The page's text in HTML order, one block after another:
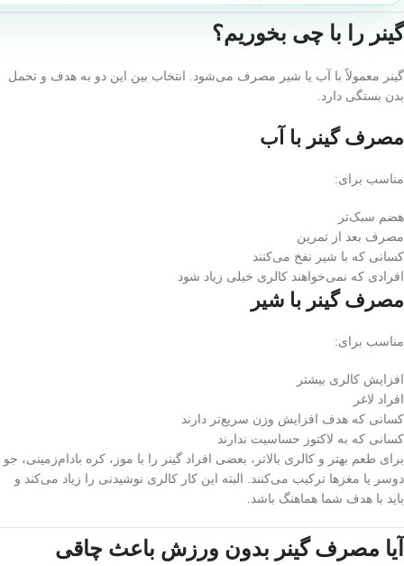
گینر را با چی بخوریم؟
گینر معمولاً با آب یا شیر مصرف می‌شود. انتخاب بین این دو به هدف و تحمل
بدن بستگی دارد.
مصرف گینر با آب
مناسب برای:
هضم سبک‌تر
مصرف بعد از تمرین
کسانی که با شیر نفخ می‌کنند
افرادی که نمی‌خواهند کالری خیلی زیاد شود
مصرف گینر با شیر
مناسب برای:
افزایش کالری بیشتر
افراد لاغر
کسانی که هدف افزایش وزن سریع‌تر دارند
کسانی که به لاکتوز حساسیت ندارند
برای طعم بهتر و کالری بالاتر، بعضی افراد گینر را با موز، کره بادام‌زمینی، جو
دوسر یا مغزها ترکیب می‌کنند. البته این کار کالری نوشیدنی را زیاد می‌کند و
باید با هدف شما هماهنگ باشد.
آیا مصرف گینر بدون ورزش باعث چاقی